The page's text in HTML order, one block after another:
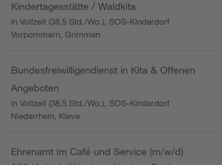
Kindertagesstätte / Waldkita
in Vollzeit (38,5 Std./Wo.), SOS-Kinderdorf
Vorpommern, Grimmen
Bundesfreiwilligendienst in Kita & Offenen
Angeboten
in Vollzeit (38,5 Std./Wo.), SOS-Kinderdorf
Niederrhein, Kleve
Ehrenamt im Café und Service (m/w/d)